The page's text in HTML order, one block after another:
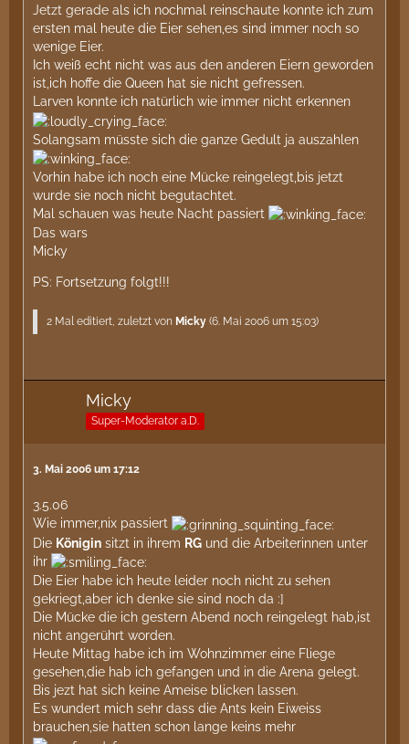
Jetzt gerade als ich nochmal reinschaute konnte ich zum
ersten mal heute die Eier sehen,es sind immer noch so
wenige Eier.
Ich weiß echt nicht was aus den anderen Eiern geworden
ist,ich hoffe die Queen hat sie nicht gefressen.
Larven konnte ich natürlich wie immer nicht erkennen
Solangsam müsste sich die ganze Gedult ja auszahlen
Vorhin habe ich noch eine Mücke reingelegt,bis jetzt
wurde sie noch nicht begutachtet.
Mal schauen was heute Nacht passiert
Das wars
Micky
PS: Fortsetzung folgt!!!
2 Mal editiert, zuletzt von Micky (6. Mai 2006 um 15:03)
Micky
Super-Moderator a.D.
3. Mai 2006 um 17:12
3.5.06
Wie immer,nix passiert
Die Königin sitzt in ihrem RG und die Arbeiterinnen unter
ihr
Die Eier habe ich heute leider noch nicht zu sehen
gekriegt,aber ich denke sie sind noch da :]
Die Mücke die ich gestern Abend noch reingelegt hab,ist
nicht angerührt worden.
Heute Mittag habe ich im Wohnzimmer eine Fliege
gesehen,die hab ich gefangen und in die Arena gelegt.
Bis jezt hat sich keine Ameise blicken lassen.
Es wundert mich sehr dass die Ants kein Eiweiss
brauchen,sie hatten schon lange keins mehr